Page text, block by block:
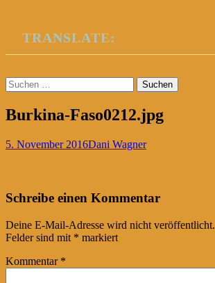
TRANSLATE:
Suchen
nach:
Burkina-Faso0212.jpg
5. November 2016Dani Wagner
Post
navigation
←
Schreibe einen Kommentar
Deine E-Mail-Adresse wird nicht veröffentlicht.
Felder sind mit * markiert
Kommentar *